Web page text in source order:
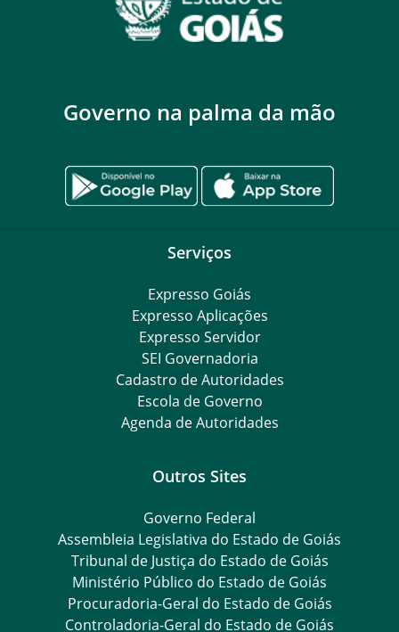
Governo na palma da mão
Serviços
Expresso Goiás
Expresso Aplicações
Expresso Servidor
SEI Governadoria
Cadastro de Autoridades
Escola de Governo
Agenda de Autoridades
Outros Sites
Governo Federal
Assembleia Legislativa do Estado de Goiás
Tribunal de Justiça do Estado de Goiás
Ministério Público do Estado de Goiás
Procuradoria-Geral do Estado de Goiás
Controladoria-Geral do Estado de Goiás